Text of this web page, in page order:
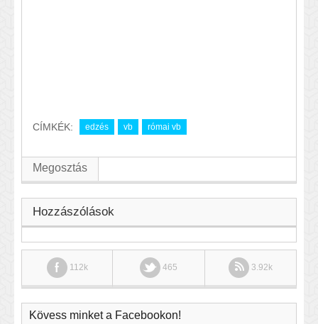
CÍMKÉK: edzés vb római vb
Megosztás
Hozzászólások
112k 465 3.92k
Kövess minket a Facebookon!